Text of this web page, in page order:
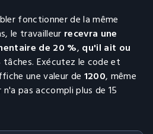
fonctionner de la même
le travailleur recevra une
de 20 %, qu'il ait ou
tâches. Exécutez le code et
une valeur de 1200, même
pas accompli plus de 15